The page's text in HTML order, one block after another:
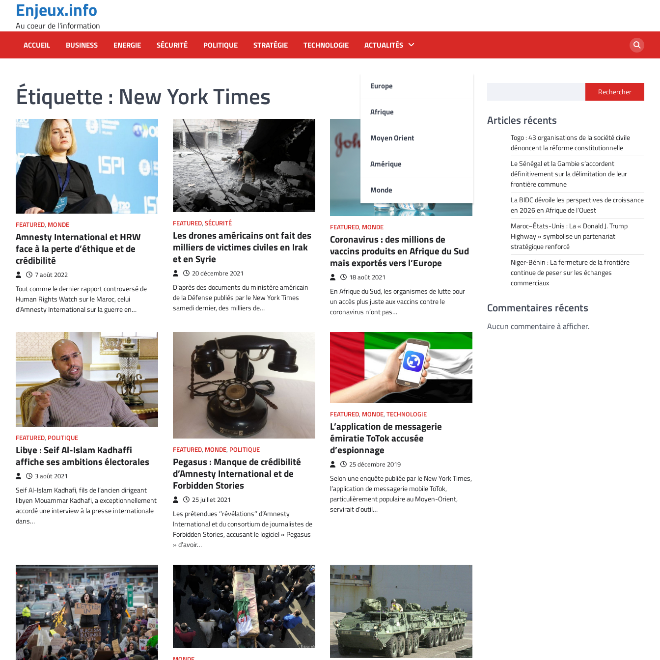
content
Enjeux.info
Au coeur de l'information
ACCUEIL BUSINESS ENERGIE SÉCURITÉ POLITIQUE STRATÉGIE TECHNOLOGIE ACTUALITÉS
Europe
Afrique
Moyen Orient
Amérique
Monde
Étiquette : New York Times
FEATURED, MONDE
Amnesty International et HRW
face à la perte d’éthique et de
crédibilité
7 août 2022
Tout comme le dernier rapport controversé de
Human Rights Watch sur le Maroc, celui
d’Amnesty International sur la guerre en…
FEATURED, SÉCURITÉ
Les drones américains ont fait des
milliers de victimes civiles en Irak
et en Syrie
20 décembre 2021
D’après des documents du ministère américain
de la Défense publiés par le New York Times
samedi dernier, des milliers de…
FEATURED, MONDE
Coronavirus : des millions de
vaccins produits en Afrique du Sud
mais exportés vers l’Europe
18 août 2021
En Afrique du Sud, les organismes de lutte pour
un accès plus juste aux vaccins contre le
coronavirus n’ont pas…
FEATURED, POLITIQUE
Libye : Seif Al-Islam Kadhaffi
affiche ses ambitions électorales
3 août 2021
Seif Al-Islam Kadhafi, fils de l’ancien dirigeant
libyen Mouammar Kadhafi, a exceptionnellement
accordé une interview à la presse internationale
dans…
FEATURED, MONDE, POLITIQUE
Pegasus : Manque de crédibilité
d’Amnesty International et de
Forbidden Stories
25 juillet 2021
Les prétendues ‘’révélations’’ d’Amnesty
International et du consortium de journalistes de
Forbidden Stories, accusant le logiciel « Pegasus
» d’avoir…
FEATURED, MONDE, TECHNOLOGIE
L’application de messagerie
émiratie ToTok accusée
d’espionnage
25 décembre 2019
Selon une enquête publiée par le New York Times,
l’application de messagerie mobile ToTok,
particulièrement populaire au Moyen-Orient,
servirait d’outil…
Rechercher
Articles récents
Togo : 43 organisations de la société civile
dénoncent la réforme constitutionnelle
Le Sénégal et la Gambie s’accordent
définitivement sur la délimitation de leur
frontière commune
La BIDC dévoile les perspectives de croissance
en 2026 en Afrique de l’Ouest
Maroc–États-Unis : La « Donald J. Trump
Highway » symbolise un partenariat
stratégique renforcé
Niger-Bénin : La fermeture de la frontière
continue de peser sur les échanges
commerciaux
Commentaires récents
Aucun commentaire à afficher.